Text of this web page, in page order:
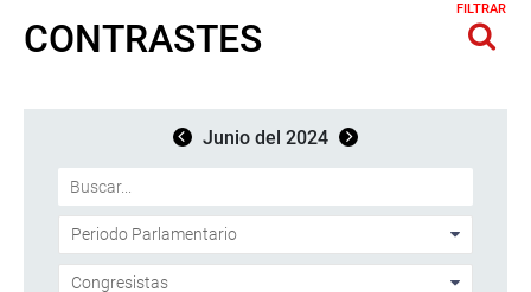
CONTRASTES
FILTRAR
Junio del 2024